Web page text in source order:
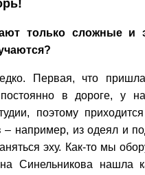
только сложные и
Первая, что
в дороге, у
поэтому
– например, из одеял и
эху. Как-то мы
Синельникова нашла